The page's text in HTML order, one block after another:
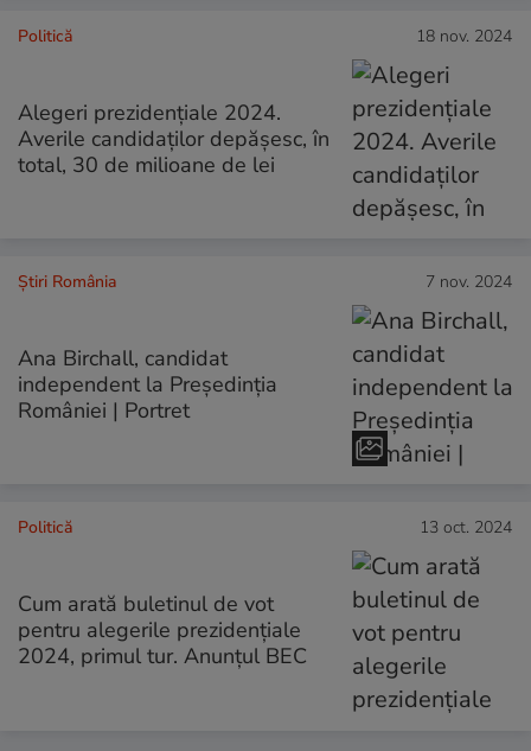
Politică 18 nov. 2024
Alegeri prezidențiale 2024.
Averile candidaților depășesc, în
total, 30 de milioane de lei
Știri România 7 nov. 2024
Ana Birchall, candidat
independent la Președinția
României | Portret
Politică 13 oct. 2024
Cum arată buletinul de vot
pentru alegerile prezidențiale
2024, primul tur. Anunțul BEC